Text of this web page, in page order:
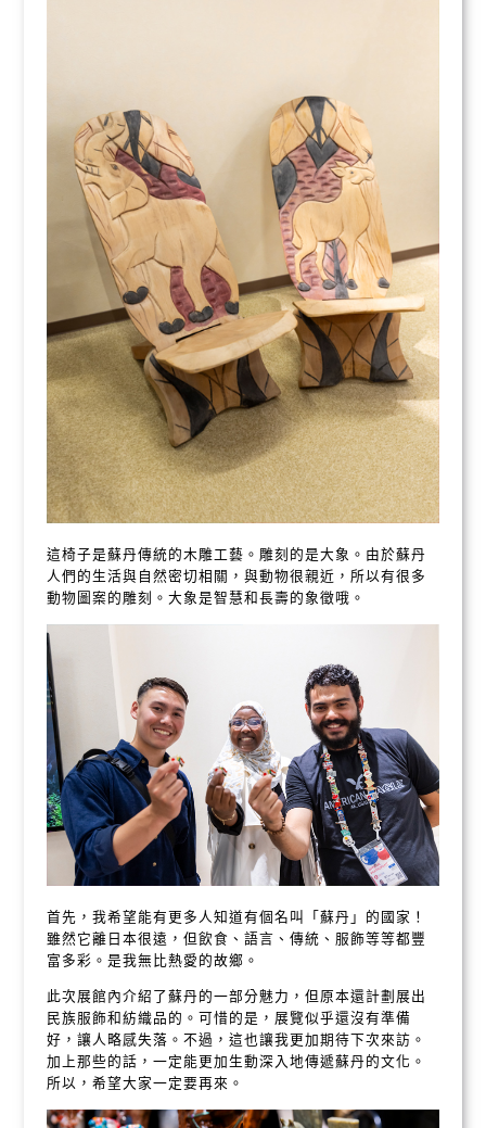
這椅子是蘇丹傳統的木雕工藝。雕刻的是大象。由於蘇丹
人們的生活與自然密切相關，與動物很親近，所以有很多
動物圖案的雕刻。大象是智慧和長壽的象徵哦。
首先，我希望能有更多人知道有個名叫「蘇丹」的國家！
雖然它離日本很遠，但飲食、語言、傳統、服飾等等都豐
富多彩。是我無比熱愛的故鄉。
此次展館內介紹了蘇丹的一部分魅力，但原本還計劃展出
民族服飾和紡織品的。可惜的是，展覽似乎還沒有準備
好，讓人略感失落。不過，這也讓我更加期待下次來訪。
加上那些的話，一定能更加生動深入地傳遞蘇丹的文化。
所以，希望大家一定要再來。